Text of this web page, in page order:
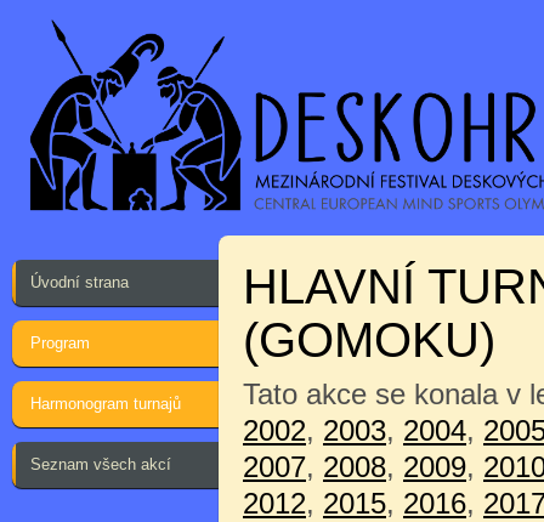
Úvodní strana
Program
Harmonogram turnajů
Seznam všech akcí
HLAVNÍ
(GOMOKU)
Tato akce se konala v
2002, 2003, 2004,
2007, 2008, 2009,
2012, 2015, 2016,